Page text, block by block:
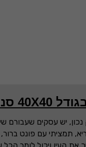
יש עסקים שעבורם
תמציתי עם פונט